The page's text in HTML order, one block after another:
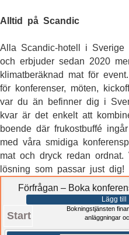
Alltid på Scandic
Alla Scandic-hotell i Sverige
och erbjuder sedan 2020
klimatberäknad mat för
för konferenser, möten,
var du än befinner dig i
kvar är det enkelt att
boende där frukostbuffé
med våra smidiga
mat och dryck redan ordnat.
lösning som passar just dig!
Förfrågan – Boka
Lägg till
Start
Bokningstjänsten
anläggningar